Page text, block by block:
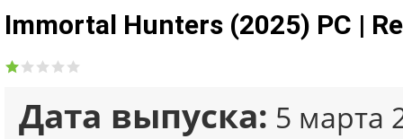
Immortal Hunters (2025) PC |
Дата выпуска: 5 марта